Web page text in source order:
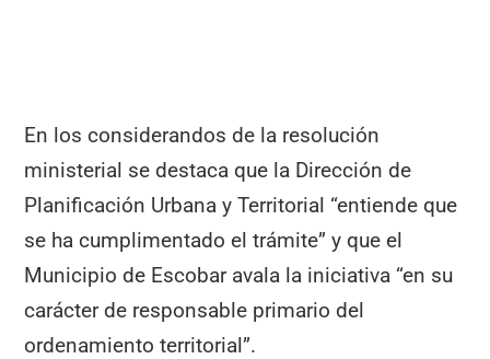
En los considerandos de la resolución
ministerial se destaca que la Dirección de
Planificación Urbana y Territorial “entiende que
se ha cumplimentado el trámite” y que el
Municipio de Escobar avala la iniciativa “en su
carácter de responsable primario del
ordenamiento territorial”.